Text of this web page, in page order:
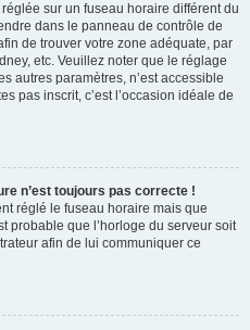
réglée sur un fuseau horaire différent du
dans le panneau de contrôle de
de trouver votre zone adéquate, par
etc. Veuillez noter que le réglage
autres paramètres, n’est accessible
pas inscrit, c’est l’occasion idéale de
n’est toujours pas correcte !
réglé le fuseau horaire mais que
probable que l’horloge du serveur soit
afin de lui communiquer ce